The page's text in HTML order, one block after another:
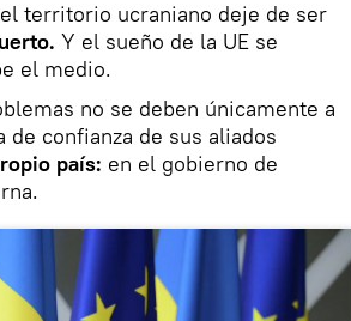
territorio ucraniano deje de ser
Y el sueño de la UE se
el medio.
no se deben únicamente a
confianza de sus aliados
país: en el gobierno de